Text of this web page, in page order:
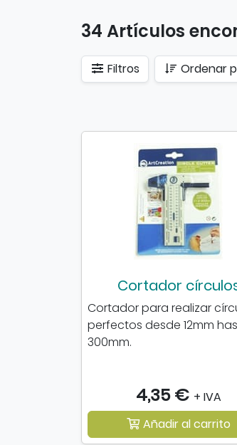
34 Artículos
Filtros Ordenar
Cortador
Cortador para realizar
perfectos desde 12mm
300mm.
4,35 € + IVA
Añadir al carrito